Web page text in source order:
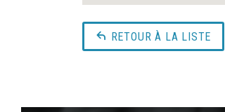
RETOUR À LA LISTE